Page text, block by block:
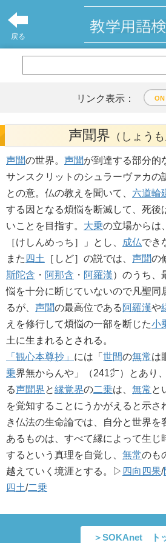
戻る
リンク表示：
声聞界 （しょう
声聞の世界。 声聞が到達する部分的
サンスクリットのシュラーヴァカの
との意。仏の教えを聞いて、 六道輪
する因となる煩悩を断滅して、死後
いことを目指す。 大乗の立場からは
［けしんめっち］」とし、
成仏でき
また 四土 ［しど］の説では、 声聞の
斯陀含 ・ 阿那含 ・ 阿羅漢）のうち、
悩を十分に断じていないので凡聖同
るが、 声聞の最高位である 阿羅漢や
えを修行して煩悩の一部を断じた小
土に生まれるとされる。
「観心本尊抄」 には「 世間の無常は
乗界無からんや」（241㌻）とあり
る声聞界と縁覚界の二乗は、 無常 と
を覚知することにうかがえると示さ
き仏法の生命論では、自分と世界を
あるものは、すべて縁によって生じ
するという真理を自覚し、 無常のも
越えていく境涯とする。▷ 四向四果/
四土/二乗
＞SOKAnet ト